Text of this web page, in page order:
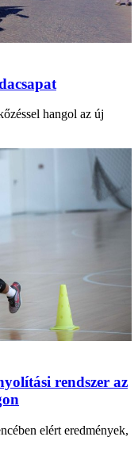
hangol az új
rendszer az
elért eredmények,